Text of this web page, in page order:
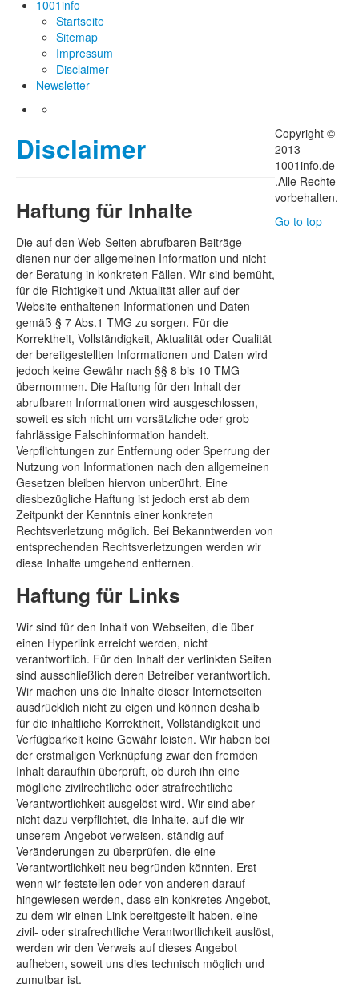
1001info
Startseite
Sitemap
Impressum
Disclaimer
Newsletter
Disclaimer
Haftung für Inhalte
Die auf den Web-Seiten abrufbaren Beiträge
dienen nur der allgemeinen Information und nicht
der Beratung in konkreten Fällen. Wir sind bemüht,
für die Richtigkeit und Aktualität aller auf der
Website enthaltenen Informationen und Daten
gemäß § 7 Abs.1 TMG zu sorgen. Für die
Korrektheit, Vollständigkeit, Aktualität oder Qualität
der bereitgestellten Informationen und Daten wird
jedoch keine Gewähr nach §§ 8 bis 10 TMG
übernommen. Die Haftung für den Inhalt der
abrufbaren Informationen wird ausgeschlossen,
soweit es sich nicht um vorsätzliche oder grob
fahrlässige Falschinformation handelt.
Verpflichtungen zur Entfernung oder Sperrung der
Nutzung von Informationen nach den allgemeinen
Gesetzen bleiben hiervon unberührt. Eine
diesbezügliche Haftung ist jedoch erst ab dem
Zeitpunkt der Kenntnis einer konkreten
Rechtsverletzung möglich. Bei Bekanntwerden von
entsprechenden Rechtsverletzungen werden wir
diese Inhalte umgehend entfernen.
Haftung für Links
Wir sind für den Inhalt von Webseiten, die über
einen Hyperlink erreicht werden, nicht
verantwortlich. Für den Inhalt der verlinkten Seiten
sind ausschließlich deren Betreiber verantwortlich.
Wir machen uns die Inhalte dieser Internetseiten
ausdrücklich nicht zu eigen und können deshalb
für die inhaltliche Korrektheit, Vollständigkeit und
Verfügbarkeit keine Gewähr leisten. Wir haben bei
der erstmaligen Verknüpfung zwar den fremden
Inhalt daraufhin überprüft, ob durch ihn eine
mögliche zivilrechtliche oder strafrechtliche
Verantwortlichkeit ausgelöst wird. Wir sind aber
nicht dazu verpflichtet, die Inhalte, auf die wir
unserem Angebot verweisen, ständig auf
Veränderungen zu überprüfen, die eine
Verantwortlichkeit neu begründen könnten. Erst
wenn wir feststellen oder von anderen darauf
hingewiesen werden, dass ein konkretes Angebot,
zu dem wir einen Link bereitgestellt haben, eine
zivil- oder strafrechtliche Verantwortlichkeit auslöst,
werden wir den Verweis auf dieses Angebot
aufheben, soweit uns dies technisch möglich und
zumutbar ist.
Copyright ©
2013
1001info.de
.Alle Rechte
vorbehalten.
Go to top